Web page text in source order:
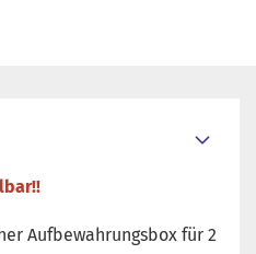
Aufbewahrungsbox für 2